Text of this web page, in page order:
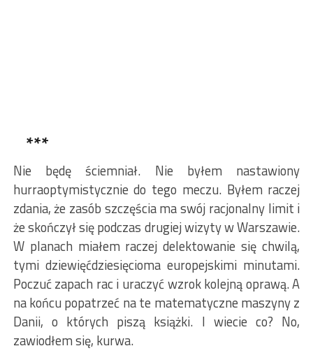
***
Nie będę ściemniał. Nie byłem nastawiony
hurraoptymistycznie do tego meczu. Byłem raczej
zdania, że zasób szczęścia ma swój racjonalny limit i
że skończył się podczas drugiej wizyty w Warszawie.
W planach miałem raczej delektowanie się chwilą,
tymi dziewięćdziesięcioma europejskimi minutami.
Poczuć zapach rac i uraczyć wzrok kolejną oprawą. A
na końcu popatrzeć na te matematyczne maszyny z
Danii, o których piszą książki. I wiecie co? No,
zawiodłem się, kurwa.